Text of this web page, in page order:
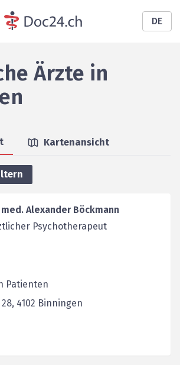
DE
Ärzte in
Kartenansicht
med. Alexander Böckmann
Psychotherapeut
Patienten
4102 Binningen